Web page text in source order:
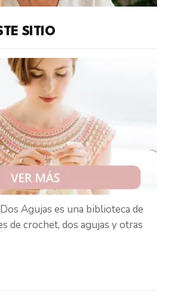
SITIO
Agujas es una biblioteca de
de crochet, dos agujas y otras